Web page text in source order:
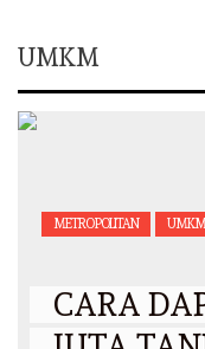
UMKM
METROPOLITAN
CARA